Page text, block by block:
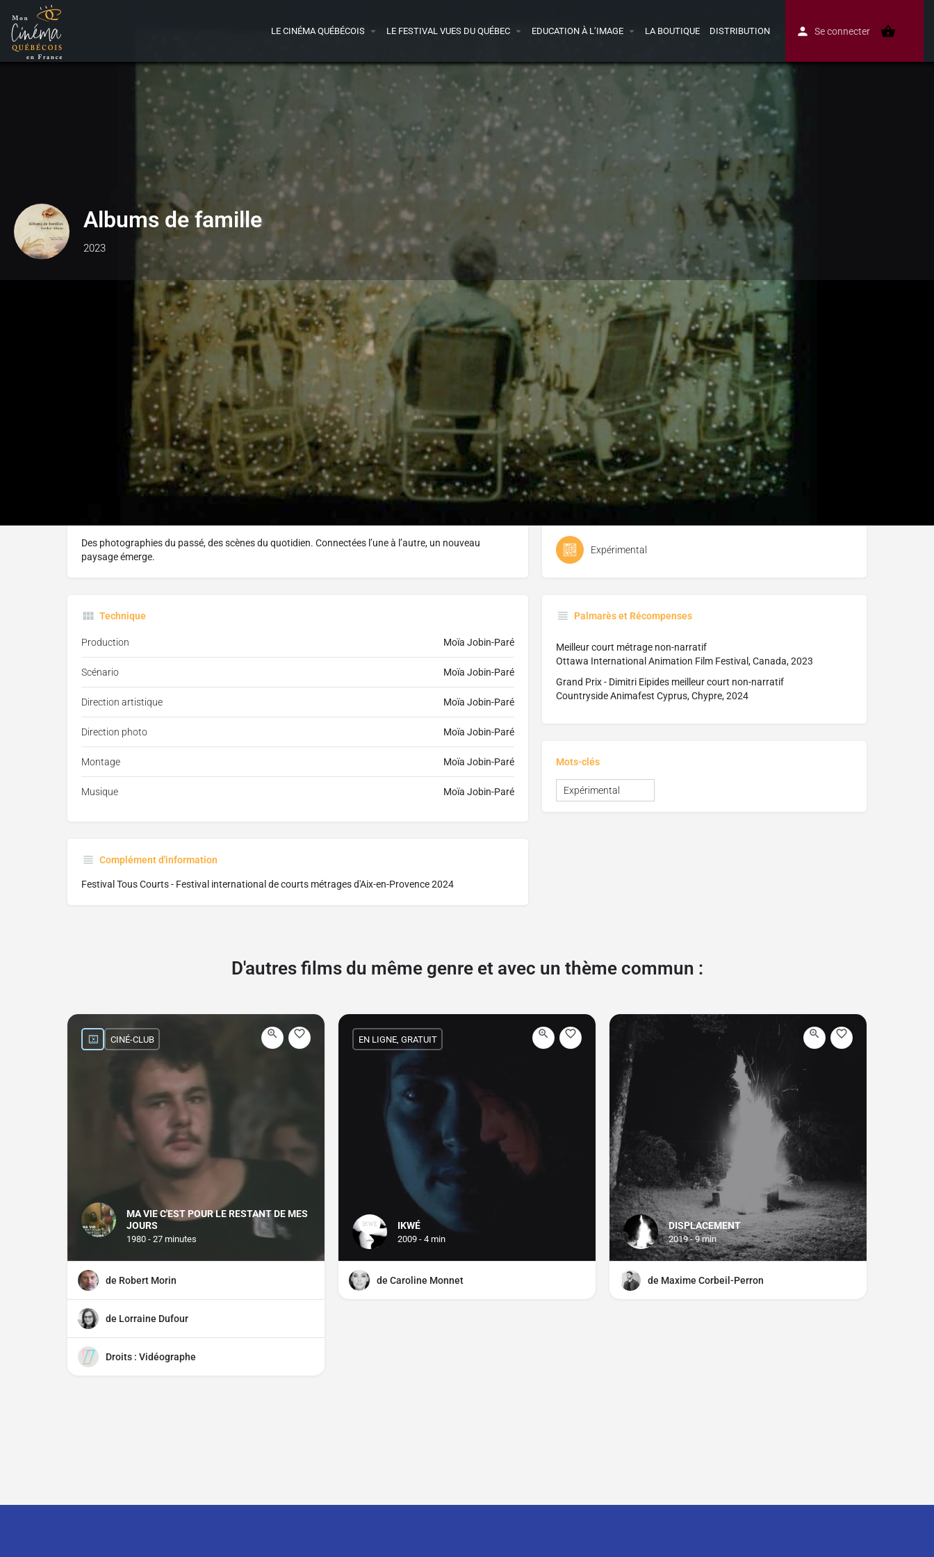
LE CINÉMA QUÉBÉCOIS LE FESTIVAL VUES DU QUÉBEC EDUCATION À L’IMAGE LA BOUTIQUE DISTRIBUTION Se connecter
Albums de famille
2023
Détails
J'aime Partagez
Réalisé par :
Moïa Jobin-Paré
Des photographies du passé, des scènes du quotidien. Connectées l’une à l’autre, un nouveau
paysage émerge.
Technique
Production Moïa Jobin-Paré
Scénario Moïa Jobin-Paré
Direction artistique Moïa Jobin-Paré
Direction photo Moïa Jobin-Paré
Montage Moïa Jobin-Paré
Musique Moïa Jobin-Paré
Complément d'information
Festival Tous Courts - Festival international de courts métrages d'Aix-en-Provence 2024
Genre
Expérimental
Expérimental
Palmarès et Récompenses
Meilleur court métrage non-narratif
Ottawa International Animation Film Festival, Canada, 2023
Grand Prix - Dimitri Eipides meilleur court non-narratif
Countryside Animafest Cyprus, Chypre, 2024
Mots-clés
Expérimental
D'autres films du même genre et avec un thème commun :
MA VIE C'EST POUR LE RESTANT DE MES
JOURS
1980 - 27 minutes
CINÉ-CLUB
de Robert Morin
de Lorraine Dufour
Droits : Vidéographe
IKWÉ
2009 - 4 min
EN LIGNE, GRATUIT
de Caroline Monnet
DISPLACEMENT
2019 - 9 min
de Maxime Corbeil-Perron